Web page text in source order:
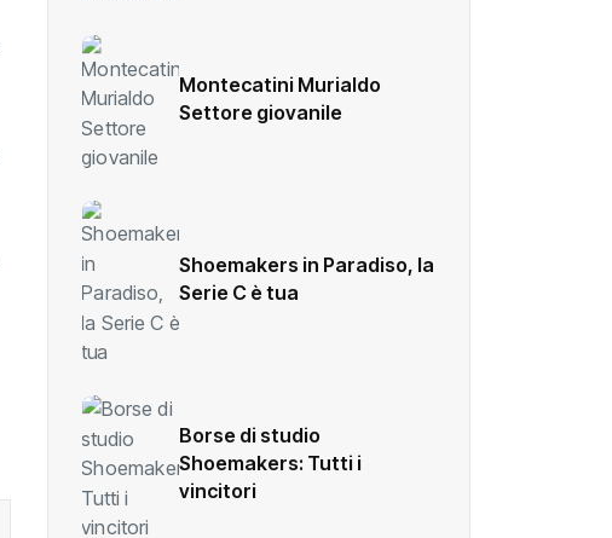
Montecatini Murialdo
Settore giovanile
Shoemakers in Paradiso, la
Serie C è tua
Borse di studio
Shoemakers: Tutti i
vincitori